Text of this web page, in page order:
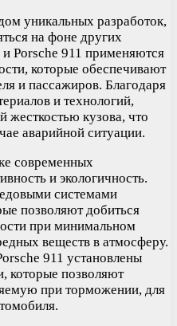
уникальных разработок,
на фоне других
Porsche 911 применяются
которые обеспечивают
и пассажиров. Благодаря
и технологий,
жесткостью кузова, что
аварийной ситуации.
современных
и экологичность.
системами
позволяют добиться
при минимальном
веществ в атмосферу.
911 установлены
которые позволяют
при торможении, для